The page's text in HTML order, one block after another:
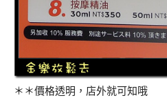
＊＊價格透明，店外就可知哦